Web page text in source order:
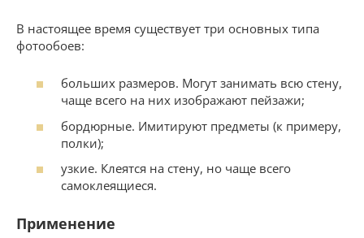
В настоящее время существует три основных типа
фотообоев:
больших размеров. Могут занимать всю стену,
чаще всего на них изображают пейзажи;
бордюрные. Имитируют предметы (к примеру,
полки);
узкие. Клеятся на стену, но чаще всего
самоклеящиеся.
Применение